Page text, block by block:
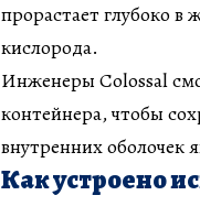
прорастает глубоко
кислорода.
Инженеры Colossal
контейнера, чтобы
внутренних оболочек
Как устроено